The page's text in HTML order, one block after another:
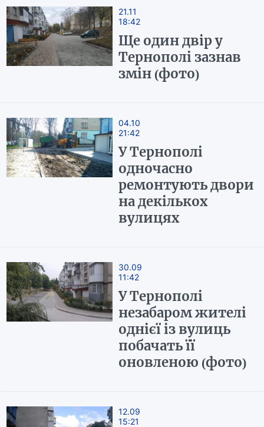
21.11
18:42
Ще один двір у
Тернополі зазнав
змін (фото)
04.10
21:42
У Тернополі
одночасно
ремонтують двори
на декількох
вулицях
30.09
11:42
У Тернополі
незабаром жителі
однієї із вулиць
побачать її
оновленою (фото)
12.09
15:21